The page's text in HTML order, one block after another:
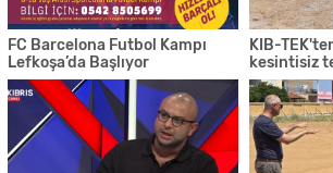
FC Barcelona Futbol Kampı
Lefkoşa’da Başlıyor
KIB-
kesintisiz